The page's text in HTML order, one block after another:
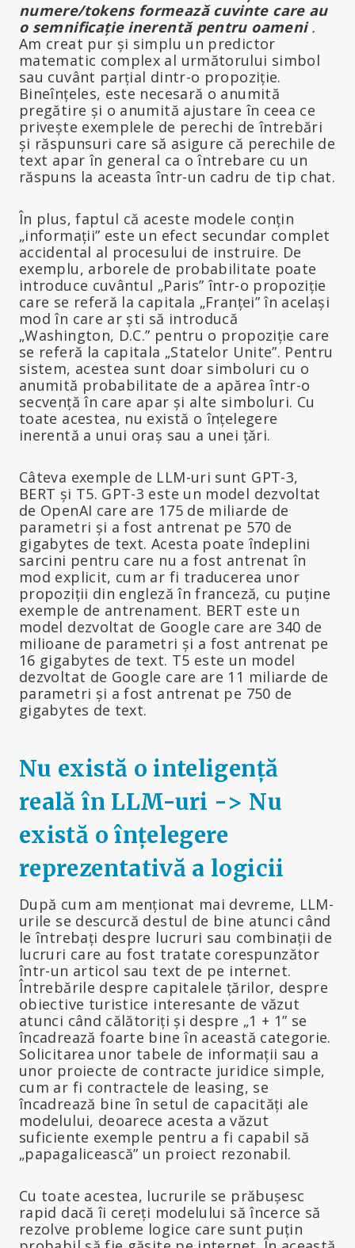
numere/tokens formează cuvinte care au
o semnificație inerentă pentru oameni.
Am creat pur și simplu un predictor
matematic complex al următorului simbol
sau cuvânt parțial dintr-o propoziție.
Bineînțeles, este necesară o anumită
pregătire și o anumită ajustare în ceea ce
privește exemplele de perechi de întrebări
și răspunsuri care să asigure că perechile de
text apar în general ca o întrebare cu un
răspuns la aceasta într-un cadru de tip chat.
În plus, faptul că aceste modele conțin
„informații” este un efect secundar complet
accidental al procesului de instruire. De
exemplu, arborele de probabilitate poate
introduce cuvântul „Paris” într-o propoziție
care se referă la capitala „Franței” în același
mod în care ar ști să introducă
„Washington, D.C.” pentru o propoziție care
se referă la capitala „Statelor Unite”. Pentru
sistem, acestea sunt doar simboluri cu o
anumită probabilitate de a apărea într-o
secvență în care apar și alte simboluri. Cu
toate acestea, nu există o înțelegere
inerentă a unui oraș sau a unei țări.
Câteva exemple de LLM-uri sunt GPT-3,
BERT și T5. GPT-3 este un model dezvoltat
de OpenAI care are 175 de miliarde de
parametri și a fost antrenat pe 570 de
gigabytes de text. Acesta poate îndeplini
sarcini pentru care nu a fost antrenat în
mod explicit, cum ar fi traducerea unor
propoziții din engleză în franceză, cu puține
exemple de antrenament. BERT este un
model dezvoltat de Google care are 340 de
milioane de parametri și a fost antrenat pe
16 gigabytes de text. T5 este un model
dezvoltat de Google care are 11 miliarde de
parametri și a fost antrenat pe 750 de
gigabytes de text.
Nu există o inteligență
reală în LLM-uri -> Nu
există o înțelegere
reprezentativă a logicii
După cum am menționat mai devreme, LLM-
urile se descurcă destul de bine atunci când
le întrebați despre lucruri sau combinații de
lucruri care au fost tratate corespunzător
într-un articol sau text de pe internet.
Întrebările despre capitalele țărilor, despre
obiective turistice interesante de văzut
atunci când călătoriți și despre „1 + 1” se
încadrează foarte bine în această categorie.
Solicitarea unor tabele de informații sau a
unor proiecte de contracte juridice simple,
cum ar fi contractele de leasing, se
încadrează bine în setul de capacități ale
modelului, deoarece acesta a văzut
suficiente exemple pentru a fi capabil să
„papagalicească” un proiect rezonabil.
Cu toate acestea, lucrurile se prăbușesc
rapid dacă îi cereți modelului să încerce să
rezolve probleme logice care sunt puțin